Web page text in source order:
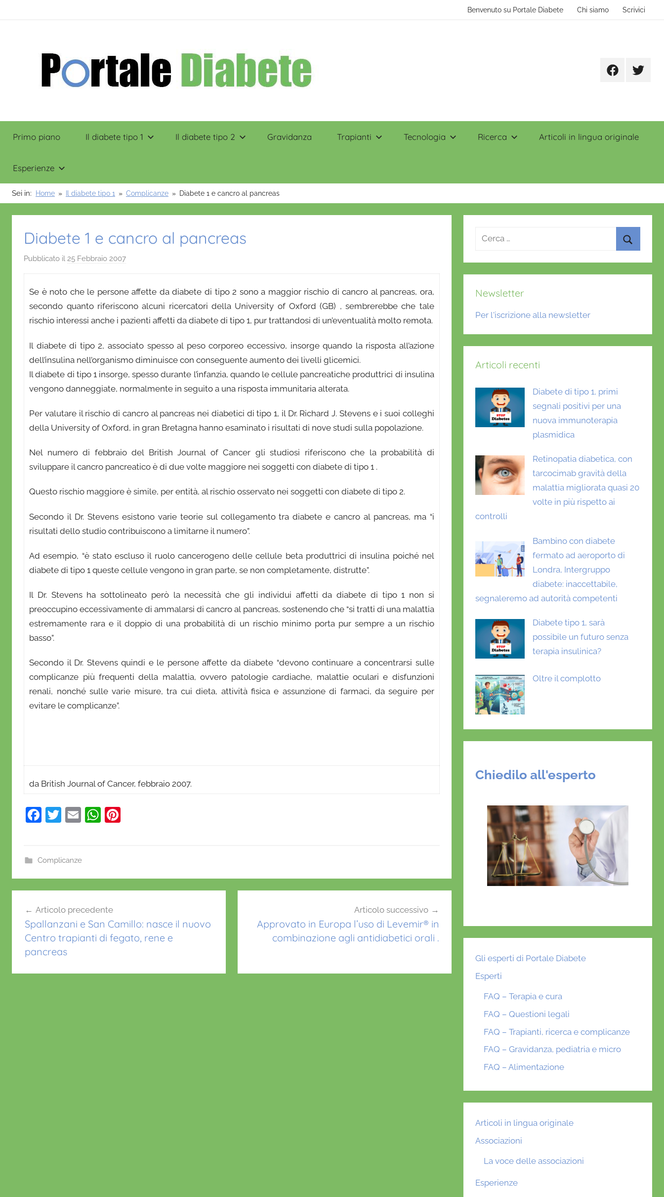
Benvenuto su Portale Diabete Chi siamo Scrivici
Portale
Diabete
FacebookTwitter
Primo piano Il diabete tipo 1 Il diabete tipo 2 Gravidanza Trapianti Tecnologia Ricerca Articoli in lingua originale
Esperienze
Sei in: Home Il diabete tipo 1 Complicanze Diabete 1 e cancro al pancreas
Diabete 1 e cancro al pancreas
Pubblicato il 25 Febbraio 2007
a
n
i
l
a
D
'
n
o
r
i
Se è noto che le persone affette da diabete di tipo 2 sono a maggior rischio di cancro al pancreas, ora,
secondo quanto riferiscono alcuni ricercatori della University of Oxford (GB) , sembrerebbe che tale
rischio interessi anche i pazienti affetti da diabete di tipo 1, pur trattandosi di un’eventualità molto remota.
Il diabete di tipo 2, associato spesso al peso corporeo eccessivo, insorge quando la risposta all’azione
dell’insulina nell’organismo diminuisce con conseguente aumento dei livelli glicemici.
Il diabete di tipo 1 insorge, spesso durante l’infanzia, quando le cellule pancreatiche produttrici di insulina
vengono danneggiate, normalmente in seguito a una risposta immunitaria alterata.
Per valutare il rischio di cancro al pancreas nei diabetici di tipo 1, il Dr. Richard J. Stevens e i suoi colleghi
della University of Oxford, in gran Bretagna hanno esaminato i risultati di nove studi sulla popolazione.
Nel numero di febbraio del British Journal of Cancer gli studiosi riferiscono che la probabilità di
sviluppare il cancro pancreatico è di due volte maggiore nei soggetti con diabete di tipo 1 .
Questo rischio maggiore è simile, per entità, al rischio osservato nei soggetti con diabete di tipo 2.
Secondo il Dr. Stevens esistono varie teorie sul collegamento tra diabete e cancro al pancreas, ma “i
risultati dello studio contribuiscono a limitarne il numero”.
Ad esempio, “è stato escluso il ruolo cancerogeno delle cellule beta produttrici di insulina poiché nel
diabete di tipo 1 queste cellule vengono in gran parte, se non completamente, distrutte”.
Il Dr. Stevens ha sottolineato però la necessità che gli individui affetti da diabete di tipo 1 non si
preoccupino eccessivamente di ammalarsi di cancro al pancreas, sostenendo che “si tratti di una malattia
estremamente rara e il doppio di una probabilità di un rischio minimo porta pur sempre a un rischio
basso”.
Secondo il Dr. Stevens quindi e le persone affette da diabete “devono continuare a concentrarsi sulle
complicanze più frequenti della malattia, ovvero patologie cardiache, malattie oculari e disfunzioni
renali, nonché sulle varie misure, tra cui dieta, attività fisica e assunzione di farmaci, da seguire per
evitare le complicanze”.
da British Journal of Cancer, febbraio 2007.
F
e
b
o
o
k
T
er
E
l
W
A
p
p
st
Complicanze
articoli
Articolo precedente
Spallanzani e San Camillo: nasce il nuovo
Centro trapianti di fegato, rene e
pancreas
Articolo successivo
Approvato in Europa l’uso di Levemir® in
combinazione agli antidiabetici orali .
Ricerca
Newsletter
Per l'iscrizione alla newsletter
Articoli recenti
Diabete di tipo 1, primi
segnali positivi per una
nuova immunoterapia
plasmidica
Retinopatia diabetica, con
tarcocimab gravità della
malattia migliorata quasi 20
volte in più rispetto ai
controlli
Bambino con diabete
fermato ad aeroporto di
Londra, Intergruppo
diabete: inaccettabile,
segnaleremo ad autorità competenti
Diabete tipo 1, sarà
possibile un futuro senza
terapia insulinica?
Oltre il complotto
Chiedilo all'esperto
Gli esperti di Portale Diabete
Esperti
FAQ – Terapia e cura
FAQ – Questioni legali
FAQ – Trapianti, ricerca e complicanze
FAQ – Gravidanza, pediatria e micro
FAQ – Alimentazione
Articoli in lingua originale
Associazioni
La voce delle associazioni
Esperienze